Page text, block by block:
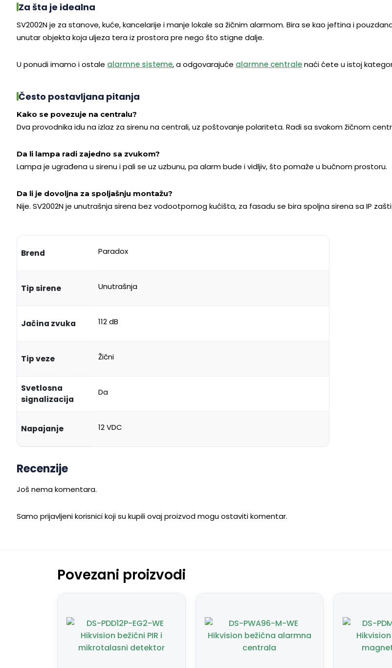
Za šta je idealna
SV2002N je za stanove, kuće, kancelarije i manje lokale sa žičnim alarmom. Bira se kao jeftina i
unutar objekta koja uljeza tera iz prostora pre nego što stigne dalje.
U ponudi imamo i ostale alarmne sisteme, a odgovarajuće alarmne centralenaći ćete u istoj
Često postavljana pitanja
Kako se povezuje na centralu?
Dva provodnika idu na izlaz za sirenu na centrali, uz poštovanje polariteta. Radi sa svakom žičnom
Da li lampa radi zajedno sa zvukom?
Lampa je ugrađena u sirenu i pali se uz uzbunu, pa alarm bude i vidljiv, što pomaže u bučnom prostoru.
Da li je dovoljna za spoljašnju montažu?
Nije. SV2002N je unutrašnja sirena bez vodootpornog kućišta, za fasadu se bira spoljna sirena sa IP
Brend Paradox
Tip sirene Unutrašnja
Jačina zvuka 112 dB
Tip veze Žični
Svetlosna
signalizacija
Da
Napajanje 12 VDC
Recenzije
Još nema komentara.
Samo prijavljeni korisnici koji su kupili ovaj proizvod mogu ostaviti komentar.
Povezani proizvodi